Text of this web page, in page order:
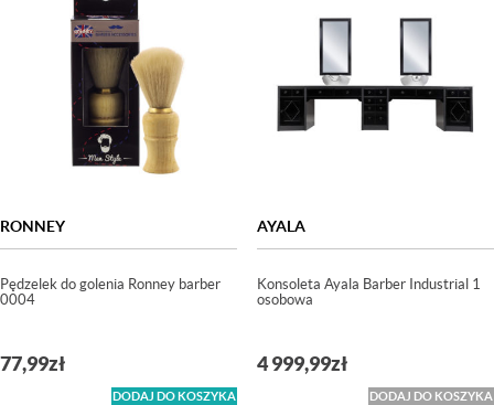
RONNEY
Pędzelek do golenia Ronney barber
0004
77,99zł
DODAJ DO KOSZYKA
AYALA
Konsoleta Ayala Barber Industrial 1
osobowa
4 999,99zł
DODAJ DO KOSZYKA